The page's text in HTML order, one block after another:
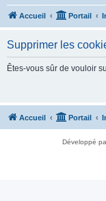
Accueil Portail
Supprimer les
Êtes-vous sûr de vouloir
Accueil Portail
Développé